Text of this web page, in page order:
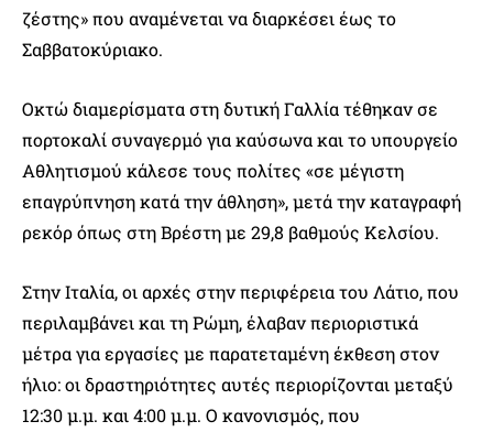
ζέστης» που αναμένεται να διαρκέσει έως το
Σαββατοκύριακο.
Οκτώ διαμερίσματα στη δυτική Γαλλία τέθηκαν σε
πορτοκαλί συναγερμό για καύσωνα και το υπουργείο
Αθλητισμού κάλεσε τους πολίτες «σε μέγιστη
επαγρύπνηση κατά την άθληση», μετά την καταγραφή
ρεκόρ όπως στη Βρέστη με 29,8 βαθμούς Κελσίου.
Στην Ιταλία, οι αρχές στην περιφέρεια του Λάτιο, που
περιλαμβάνει και τη Ρώμη, έλαβαν περιοριστικά
μέτρα για εργασίες με παρατεταμένη έκθεση στον
ήλιο: οι δραστηριότητες αυτές περιορίζονται μεταξύ
12:30 μ.μ. και 4:00 μ.μ. Ο κανονισμός, που